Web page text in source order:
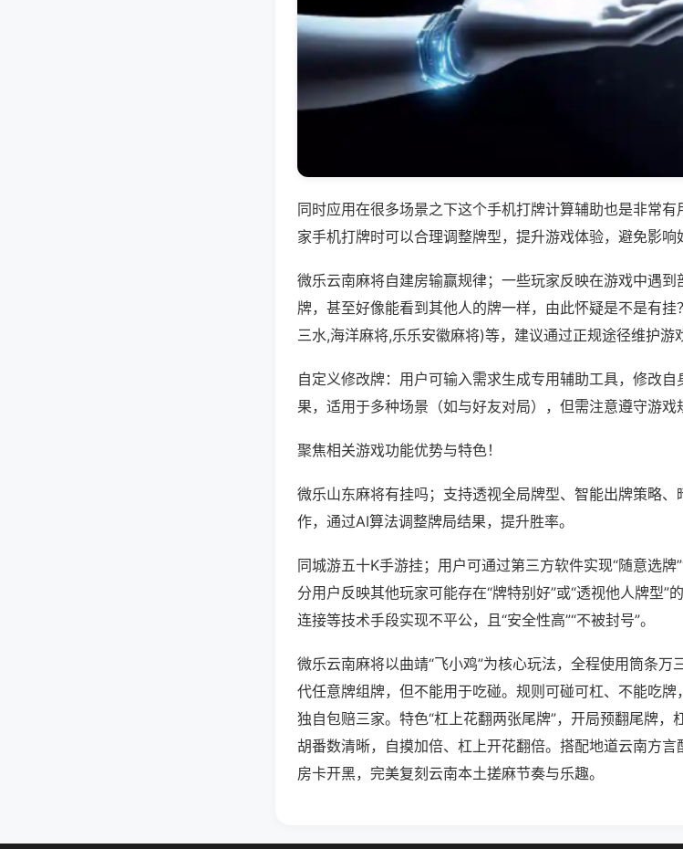
同时应用在很多场景之下这个手机打牌计算辅助也是非常
家手机打牌时可以合理调整牌型，提升游戏体验，避免影响
微乐云南麻将自建房输赢规律；一些玩家反映在游戏中遇
牌，甚至好像能看到其他人的牌一样，由此怀疑是不是有
三水,海洋麻将,乐乐安徽麻将)等，建议通过正规途径维护游
自定义修改牌：用户可输入需求生成专用辅助工具，修改
果，适用于多种场景（如与好友对局），但需注意遵守游戏
聚焦相关游戏功能优势与特色！
微乐山东麻将有挂吗；支持透视全局牌型、智能出牌策略
作，通过AI算法调整牌局结果，提升胜率。
同城游五十K手游挂；用户可通过第三方软件实现“随意选牌
分用户反映其他玩家可能存在“牌特别好”或“透视他人牌型”
连接等技术手段实现不平公，且“安全性高”“不被封号”。
微乐云南麻将以曲靖“飞小鸡”为核心玩法，全程使用筒条
代任意牌组牌，但不能用于吃碰。规则可碰可杠、不能吃
独自包赔三家。特色“杠上花翻两张尾牌”，开局预翻尾牌
胡番数清晰，自摸加倍、杠上开花翻倍。搭配地道云南方
房卡开黑，完美复刻云南本土搓麻节奏与乐趣。